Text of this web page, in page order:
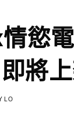
慾
將
LO